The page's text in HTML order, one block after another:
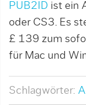
PUB2ID ist ein
oder CS3. Es
£ 139 zum
für Mac und
Schlagwörter: